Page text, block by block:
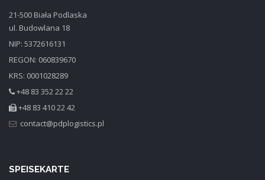
21-500 Biała Podlaska
ul. Budowlana 18
NIP: 5372616131
REGON: 060839670
KRS: 0001028289
+48 83 352 22 22
+48 83 410 22 42
SPEISEKARTE